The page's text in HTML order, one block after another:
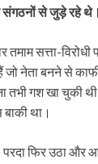
संगठनों से जुड़े रहे थे।
सत्ता-विरोधी
जो नेता बनने से
तभी गश खा चुकी
बाकी था।
परदा फिर उठा